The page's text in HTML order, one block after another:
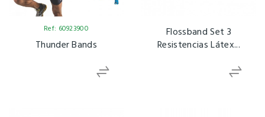
Ref: 60923900
Thunder Bands
Flossband Set 3
Resistencias Látex...